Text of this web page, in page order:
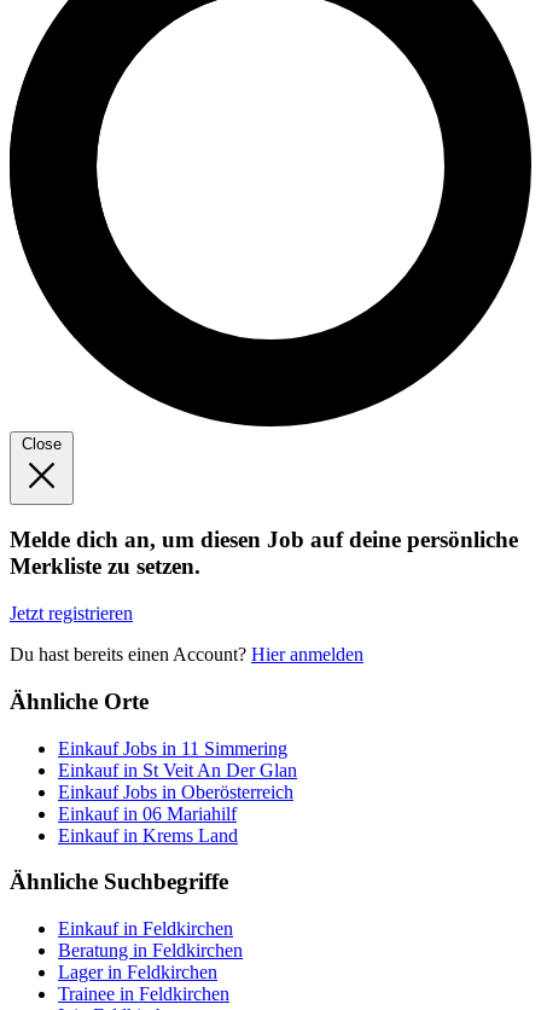
Close
Melde dich an, um diesen Job auf deine persönliche
Merkliste zu setzen.
Jetzt registrieren
Du hast bereits einen Account? Hier anmelden
Ähnliche Orte
Einkauf Jobs in 11 Simmering
Einkauf in St Veit An Der Glan
Einkauf Jobs in Oberösterreich
Einkauf in 06 Mariahilf
Einkauf in Krems Land
Ähnliche Suchbegriffe
Einkauf in Feldkirchen
Beratung in Feldkirchen
Lager in Feldkirchen
Trainee in Feldkirchen